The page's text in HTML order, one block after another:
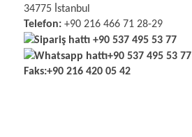
34775 İstanbul
Telefon:+90 216 466 71 28-29
Sipariş hattı +90 537 495 53 77
Whatsapp hattı+90 537 495 53 77
Faks:+90 216 420 05 42